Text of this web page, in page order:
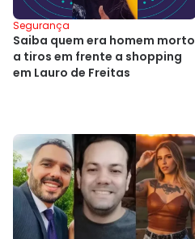
Segurança
Saiba quem era homem morto
a tiros em frente a shopping
em Lauro de Freitas